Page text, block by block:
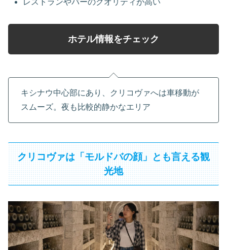
レストランやバーのクオリティが高い
ホテル情報をチェック
キシナウ中心部にあり、クリコヴァへは車移動が
スムーズ。夜も比較的静かなエリア
クリコヴァは「モルドバの顔」とも言える観
光地